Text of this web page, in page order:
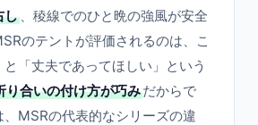
し 、稜線でのひと晩の強風が安全
のテントが評価されるのは、こ
「丈夫であってほしい」という
り合いの付け方が巧みだからで
MSRの代表的なシリーズの違